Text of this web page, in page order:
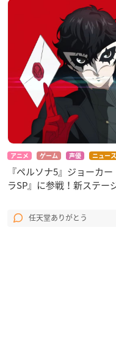
こそベルベットルーム
January 6, 2023
アニメ ゲーム 声優 ニュース
『ペルソナ5』ジョーカ
ラSP』に参戦！新ステー
任天堂ありがとう